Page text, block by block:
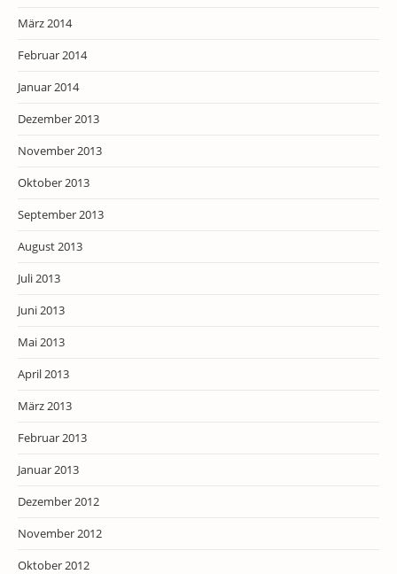
März 2014
Februar 2014
Januar 2014
Dezember 2013
November 2013
Oktober 2013
September 2013
August 2013
Juli 2013
Juni 2013
Mai 2013
April 2013
März 2013
Februar 2013
Januar 2013
Dezember 2012
November 2012
Oktober 2012